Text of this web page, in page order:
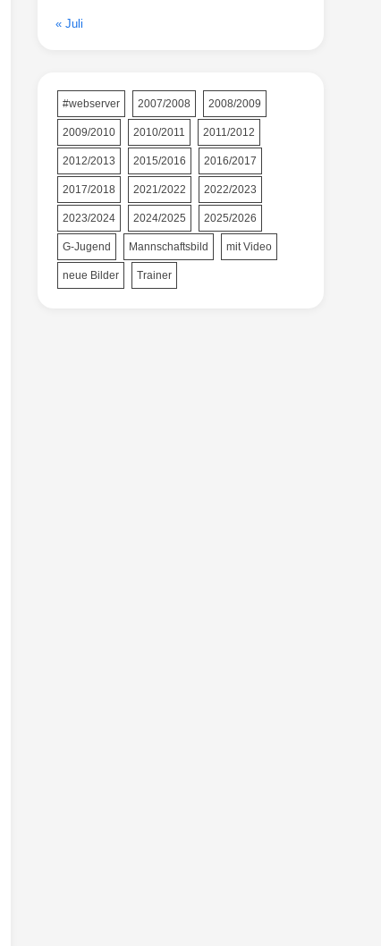
« Juli
#webserver 2007/2008 2008/2009
2009/2010 2010/2011 2011/2012
2012/2013 2015/2016 2016/2017
2017/2018 2021/2022 2022/2023
2023/2024 2024/2025 2025/2026
G-Jugend Mannschaftsbild mit Video
neue Bilder Trainer